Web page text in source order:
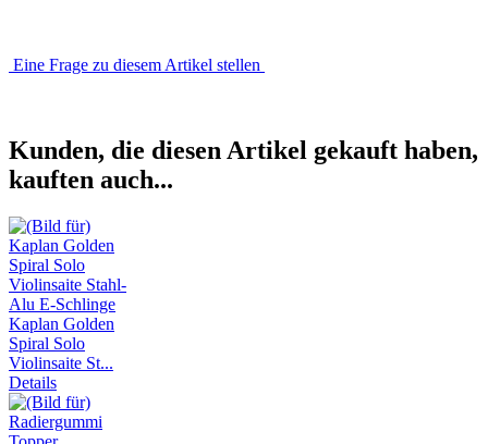
Eine Frage zu diesem Artikel stellen
Kunden, die diesen Artikel gekauft haben,
kauften auch...
Kaplan Golden
Spiral Solo
Violinsaite St...
Details